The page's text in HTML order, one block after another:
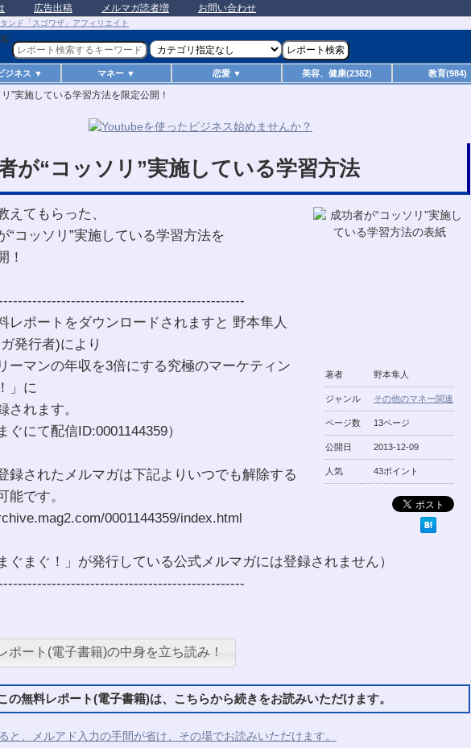
広告出稿 メルマガ読者増 お問い合わせ
ジネス ▼ マネー ▼ 恋愛 ▼ 美容、健康(2382) 教育(984)
”実施している学習方法を限定公開！
が“コッソリ”実施している学習方法
著者 野本隼人
ジャンル その他のマネー関連
ページ数 13ページ
公開日 2013-12-09
人気 43ポイント
えてもらった、
“コッソリ”実施している学習方法を
！
レポートをダウンロードされますと 野本隼人
発行者)により
ーマンの年収を3倍にする究極のマーケティン
」に
されます。
ぐにて配信ID:0001144359）
録されたメルマガは下記よりいつでも解除する
能です。
0001144359/index.html
ぐまぐ！」が発行している公式メルマガには登録されません）
ポート(電子書籍)の中身を立ち読み！
の無料レポート(電子書籍)は、こちらから続きをお読みいただけます。
と、メルアド入力の手間が省け、その場でお読みいただけます。